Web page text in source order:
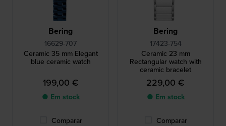
Bering
16629-707
Ceramic 35 mm Elegant
blue ceramic watch
199,00 €
● Em stock
Comparar
Bering
17423-754
Ceramic 23 mm
Rectangular watch with
ceramic bracelet
229,00 €
● Em stock
Comparar